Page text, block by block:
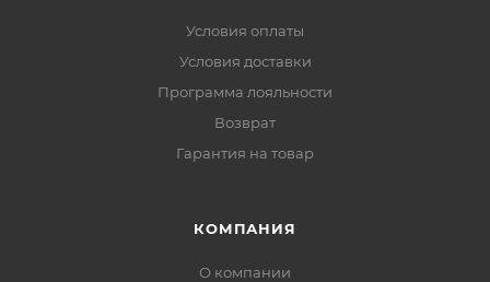
Условия оплаты
Условия доставки
Программа лояльности
Возврат
Гарантия на товар
КОМПАНИЯ
О компании